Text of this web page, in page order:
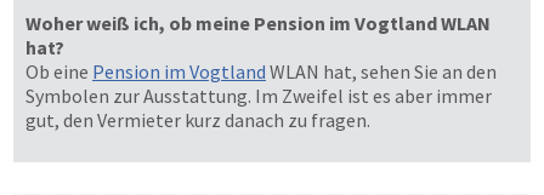
Woher weiß ich, ob meine Pension im Vogtland WLAN
hat?
Ob eine Pension im Vogtland WLAN hat, sehen Sie an den
Symbolen zur Ausstattung. Im Zweifel ist es aber immer
gut, den Vermieter kurz danach zu fragen.